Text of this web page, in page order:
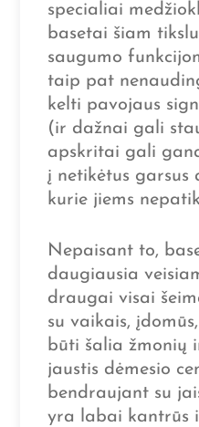
specialiai
basetai šiam
saugumo
taip pat
kelti pavojaus
(ir dažnai gali
apskritai gali
į netikėtus garsus
kurie jiems
Nepaisant to,
daugiausia
draugai visai
su vaikais,
būti šalia žmonių
jaustis dėmesio
bendraujant su
yra labai kantrūs